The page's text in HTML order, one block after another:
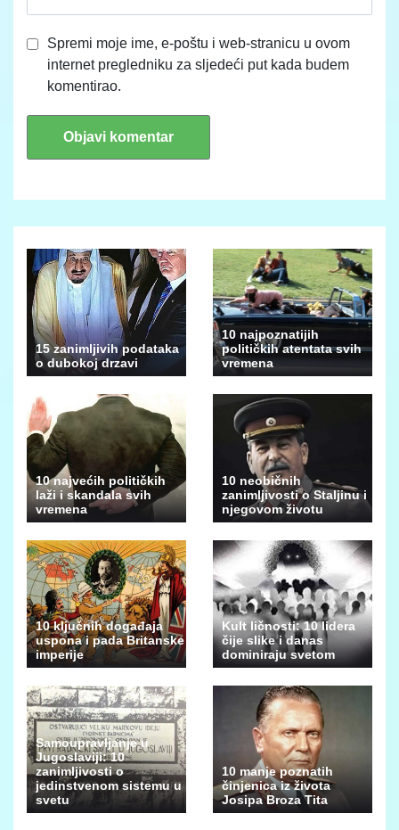
Spremi moje ime, e-poštu i web-stranicu u ovom
internet pregledniku za sljedeći put kada budem
komentirao.
15 zanimljivih podataka
o dubokoj drzavi
10 najpoznatijih
političkih atentata svih
vremena
10 najvećih političkih
laži i skandala svih
vremena
10 neobičnih
zanimljivosti o Staljinu i
njegovom životu
10 ključnih događaja
uspona i pada Britanske
imperije
Kult ličnosti: 10 lidera
čije slike i danas
dominiraju svetom
Samoupravljanje u
Jugoslaviji: 10
zanimljivosti o
jedinstvenom sistemu u
svetu
10 manje poznatih
činjenica iz života
Josipa Broza Tita